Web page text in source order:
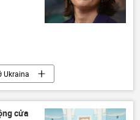
Ukraina
Chính trị
cửa